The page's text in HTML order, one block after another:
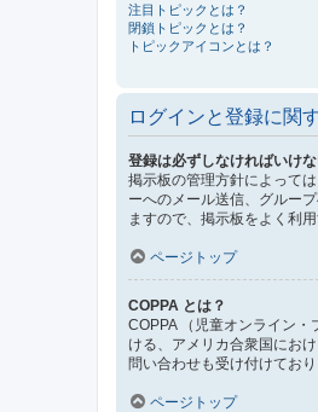
注目トピックとは？
閉鎖トピックとは？
トピックアイコンとは？
ログインと登録に関
登録は必ずしなければいけ
掲示板の管理方針によって
ーへのメール送信、グルー
ますので、掲示板をよく利
ページトップ
COPPA とは？
COPPA （児童オンライン
ける、アメリカ合衆国にお
問い合わせも受け付けており
ページトップ